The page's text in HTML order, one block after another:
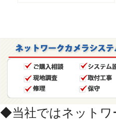
◆当社ではネットワ